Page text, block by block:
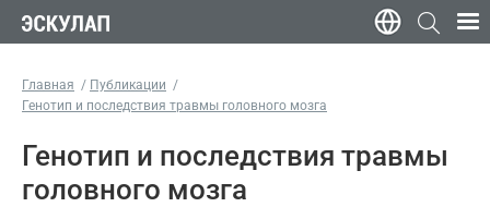
Главная
Публикации
Генотип и последствия травмы головного мозга
Генотип и последствия травмы
головного мозга